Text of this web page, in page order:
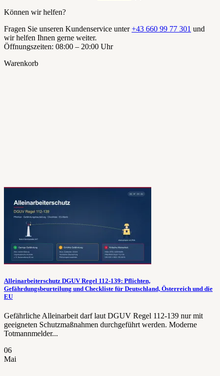
Können wir helfen?
Fragen Sie unseren Kundenservice unter+43 660 99 77 301 und
wir helfen Ihnen gerne weiter.
Öffnungszeiten: 08:00 – 20:00 Uhr
Warenkorb
Alleinarbeiterschutz DGUV Regel 112-139: Pflichten,
Gefährdungsbeurteilung und Checkliste für Deutschland, Österreich und die
EU
Gefährliche Alleinarbeit darf laut DGUV Regel 112-139 nur mit
geeigneten Schutzmaßnahmen durchgeführt werden. Moderne
Totmannmelder...
06
Mai